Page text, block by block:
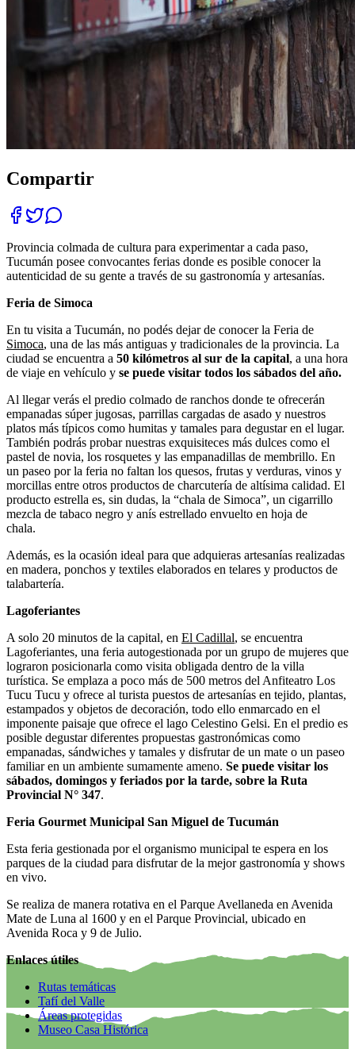
Compartir
Provincia colmada de cultura para experimentar a cada paso,
Tucumán posee convocantes ferias donde es posible conocer la
autenticidad de su gente a través de su gastronomía y artesanías.
Feria de Simoca
En tu visita a Tucumán, no podés dejar de conocer la Feria de
Simoca, una de las más antiguas y tradicionales de la provincia. La
ciudad se encuentra a 50 kilómetros al sur de la capital, a una hora
de viaje en vehículo y se puede visitar todos los sábados del año.
Al llegar verás el predio colmado de ranchos donde te ofrecerán
empanadas súper jugosas, parrillas cargadas de asado y nuestros
platos más típicos como humitas y tamales para degustar en el lugar.
También podrás probar nuestras exquisiteces más dulces como el
pastel de novia, los rosquetes y las empanadillas de membrillo. En
un paseo por la feria no faltan los quesos, frutas y verduras, vinos y
morcillas entre otros productos de charcutería de altísima calidad. El
producto estrella es, sin dudas, la “chala de Simoca”, un cigarrillo
mezcla de tabaco negro y anís estrellado envuelto en hoja de
chala.
Además, es la ocasión ideal para que adquieras artesanías realizadas
en madera, ponchos y textiles elaborados en telares y productos de
talabartería.
Lagoferiantes
A solo 20 minutos de la capital, en El Cadillal, se encuentra
Lagoferiantes, una feria autogestionada por un grupo de mujeres que
lograron posicionarla como visita obligada dentro de la villa
turística. Se emplaza a poco más de 500 metros del Anfiteatro Los
Tucu Tucu y ofrece al turista puestos de artesanías en tejido, plantas,
estampados y objetos de decoración, todo ello enmarcado en el
imponente paisaje que ofrece el lago Celestino Gelsi. En el predio es
posible degustar diferentes propuestas gastronómicas como
empanadas, sándwiches y tamales y disfrutar de un mate o un paseo
familiar en un ambiente sumamente ameno. Se puede visitar los
sábados, domingos y feriados por la tarde, sobre la Ruta
Provincial N° 347.
Feria Gourmet Municipal San Miguel de Tucumán
Esta feria gestionada por el organismo municipal te espera en los
parques de la ciudad para disfrutar de la mejor gastronomía y shows
en vivo.
Se realiza de manera rotativa en el Parque Avellaneda en Avenida
Mate de Luna al 1600 y en el Parque Provincial, ubicado en
Avenida Roca y 9 de Julio.
Enlaces útiles
Rutas temáticas
Tafí del Valle
Áreas protegidas
Museo Casa Histórica